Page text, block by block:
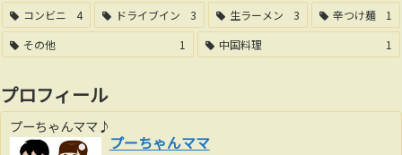
コンビニ
4 ドライブイン 3 生ラーメン 3 辛つけ麺
1
その他
1 中国料理 1
プロフィール
プーちゃんママ♪
プーちゃんママ